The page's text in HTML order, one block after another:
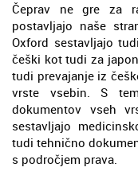
Čeprav ne gre za
postavljajo naše
Oxford sestavljajo
češki kot tudi za
tudi prevajanje iz
vrste vsebin. S
dokumentov vseh
sestavljajo
tudi tehnično
s področjem prava.